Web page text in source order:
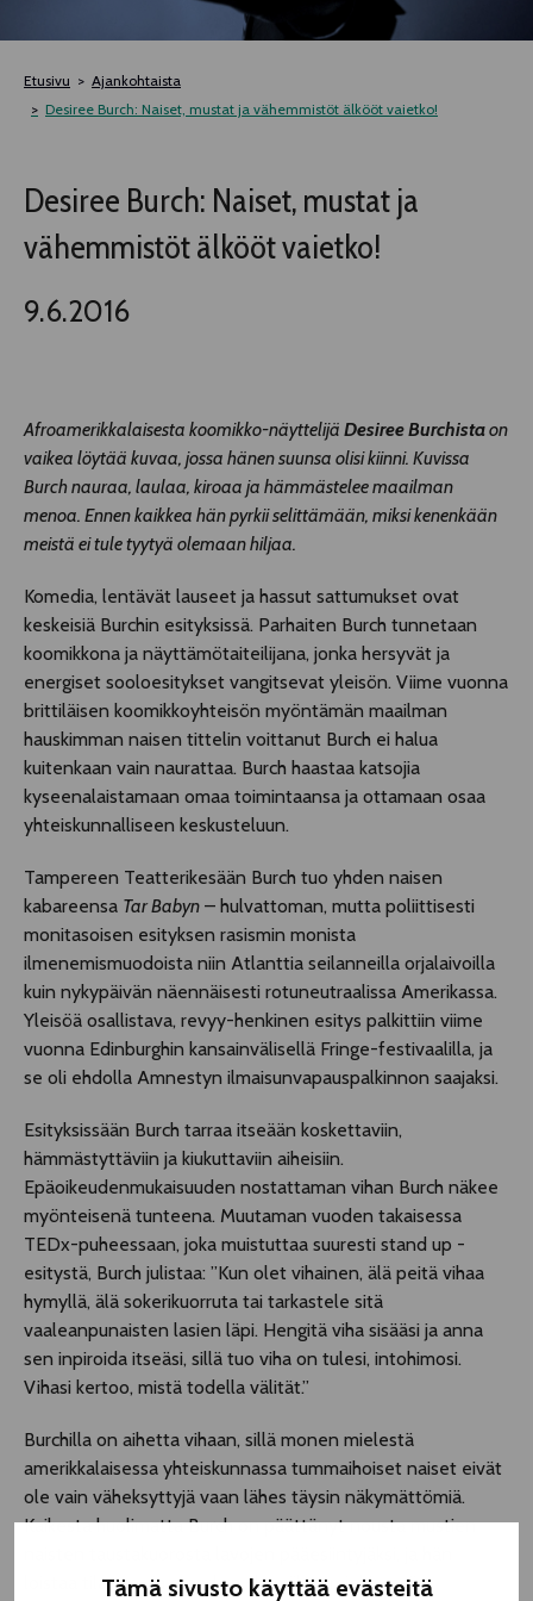
Tämä sivusto käyttää evästeitä
TELTTALAB
OFF TAMPERE
TAPAHTUMIEN YÖ
MUU OHJELMISTO
Etusivu
Ajankohtaista
Desiree Burch: Naiset, mustat ja vähemmistöt älkööt vaietko!
Desiree Burch: Naiset, mustat ja
vähemmistöt älkööt vaietko!
9.6.2016
Afroamerikkalaisesta koomikko-näyttelijä Desiree Burchistaon
vaikea löytää kuvaa, jossa hänen suunsa olisi kiinni. Kuvissa
Burch nauraa, laulaa, kiroaa ja hämmästelee maailman
menoa. Ennen kaikkea hän pyrkii selittämään, miksi kenenkään
meistä ei tule tyytyä olemaan hiljaa.
Komedia, lentävät lauseet ja hassut sattumukset ovat
keskeisiä Burchin esityksissä. Parhaiten Burch tunnetaan
koomikkona ja näyttämötaiteilijana, jonka hersyvät ja
energiset sooloesitykset vangitsevat yleisön. Viime vuonna
brittiläisen koomikkoyhteisön myöntämän maailman
hauskimman naisen tittelin voittanut Burch ei halua
kuitenkaan vain naurattaa. Burch haastaa katsojia
kyseenalaistamaan omaa toimintaansa ja ottamaan osaa
yhteiskunnalliseen keskusteluun.
Tampereen Teatterikesään Burch tuo yhden naisen
kabareensa Tar Babyn – hulvattoman, mutta poliittisesti
monitasoisen esityksen rasismin monista
ilmenemismuodoista niin Atlanttia seilanneilla orjalaivoilla
kuin nykypäivän näennäisesti rotuneutraalissa Amerikassa.
Yleisöä osallistava, revyy-henkinen esitys palkittiin viime
vuonna Edinburghin kansainvälisellä Fringe-festivaalilla, ja
se oli ehdolla Amnestyn ilmaisunvapauspalkinnon saajaksi.
Esityksissään Burch tarraa itseään koskettaviin,
hämmästyttäviin ja kiukuttaviin aiheisiin.
Epäoikeudenmukaisuuden nostattaman vihan Burch näkee
myönteisenä tunteena. Muutaman vuoden takaisessa
TEDx-puheessaan, joka muistuttaa suuresti stand up -
esitystä, Burch julistaa: ”Kun olet vihainen, älä peitä vihaa
hymyllä, älä sokerikuorruta tai tarkastele sitä
vaaleanpunaisten lasien läpi. Hengitä viha sisääsi ja anna
sen inpiroida itseäsi, sillä tuo viha on tulesi, intohimosi.
Vihasi kertoo, mistä todella välität.”
Burchilla on aihetta vihaan, sillä monen mielestä
amerikkalaisessa yhteiskunnassa tummaihoiset naiset eivät
ole vain väheksyttyjä vaan lähes täysin näkymättömiä.
Kaikesta huolimatta Burch on päättänyt nousta mustien
loistaa tilanne- ja stand up -komiikan miehisessä